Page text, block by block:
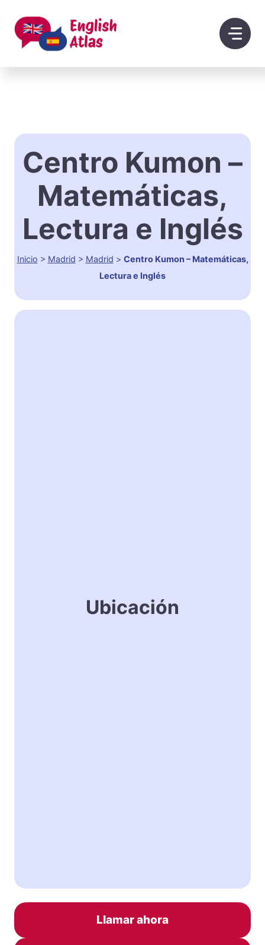
contenido
Centro Kumon –
Matemáticas,
Lectura e Inglés
Inicio > Madrid > Madrid > Centro Kumon – Matemáticas,
Lectura e Inglés
Ubicación
Llamar ahora